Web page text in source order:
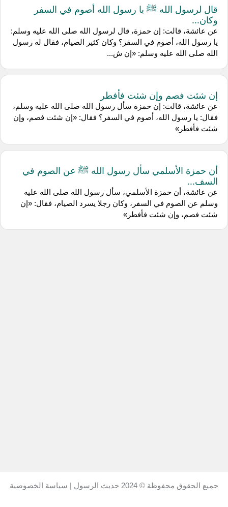
قال لرسول الله ﷺ يا رسول الله أصوم في السفر
وكان...
عن عائشة، قالت: إن حمزة، قال لرسول الله صلى الله عليه وسلم:
يا رسول الله، أصوم في السفر؟ وكان كثير الصيام، فقال له رسول
الله صلى الله عليه وسلم: «إن ش...
إن شئت فصم وإن شئت فأفطر
عن عائشة، قالت: إن حمزة سأل رسول الله صلى الله عليه وسلم،
فقال: يا رسول الله، أصوم في السفر؟ فقال: «إن شئت فصم، وإن
شئت فأفطر»
أن حمزة الأسلمي سأل رسول الله ﷺ عن الصوم في
السف...
عن عائشة، أن حمزة الأسلمي، سأل رسول الله صلى الله عليه
وسلم عن الصوم في السفر، وكان رجلا يسرد الصيام، فقال: «إن
شئت فصم، وإن شئت فأفطر»
جميع الحقوق محفوظة © 2024 حديث الرسول | سياسة الخصوصية